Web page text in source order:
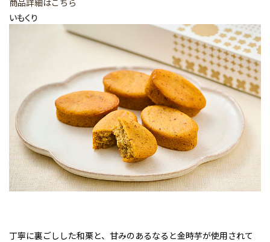
商品詳細はこちら
いもくり
丁寧に裏ごしした和栗と、甘みのあるなると金時芋が使用されて